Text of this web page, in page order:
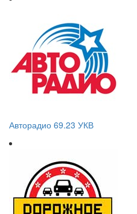
Авторадио 69.23 УКВ